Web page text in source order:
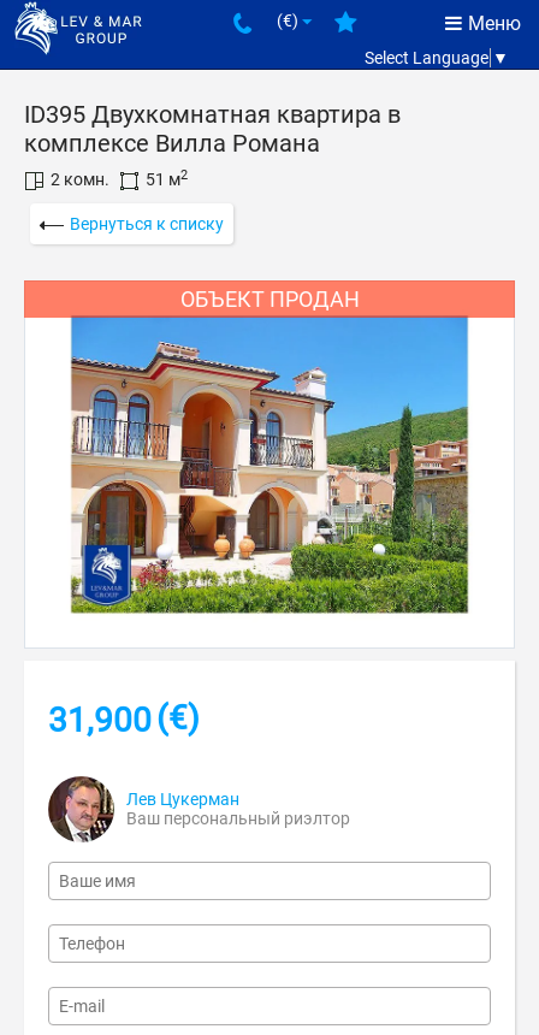
Меню
(€)
Select Language ▼
ID395 Двухкомнатная квартира в
комплексе Вилла Романа
2 комн. 51 м2
Вернуться к списку
ОБЪЕКТ ПРОДАН
31,900(€)
Лев Цукерман
Ваш персональный риэлтор